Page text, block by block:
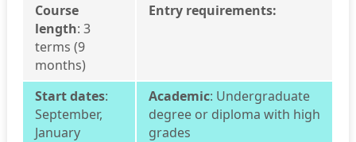
Course
length: 3
terms (9
months)
Entry requirements:
Start dates:
September,
January
Academic: Undergraduate
degree or diploma with high
grades